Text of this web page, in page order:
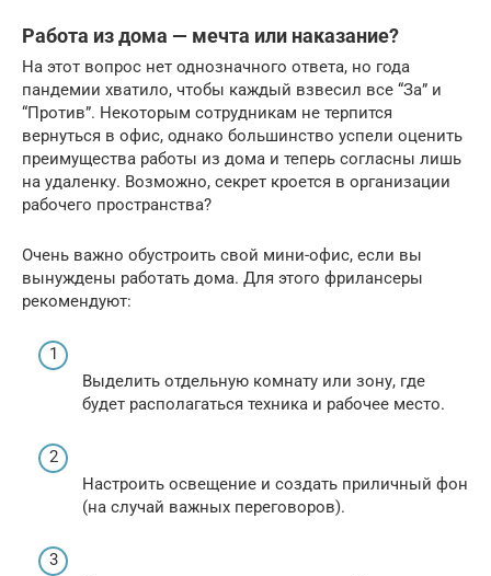
Работа из дома — мечта или наказание?
На этот вопрос нет однозначного ответа, но года
пандемии хватило, чтобы каждый взвесил все “За” и
“Против”. Некоторым сотрудникам не терпится
вернуться в офис, однако большинство успели оценить
преимущества работы из дома и теперь согласны лишь
на удаленку. Возможно, секрет кроется в организации
рабочего пространства?
Очень важно обустроить свой мини-офис, если вы
вынуждены работать дома. Для этого фрилансеры
рекомендуют:
Выделить отдельную комнату или зону, где
будет располагаться техника и рабочее место.
Настроить освещение и создать приличный фон
(на случай важных переговоров).